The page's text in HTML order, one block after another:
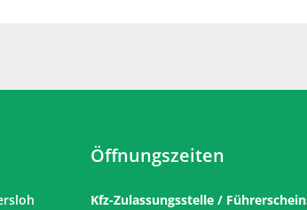
Öffnungszeiten
Kfz-Zulassungsstelle /